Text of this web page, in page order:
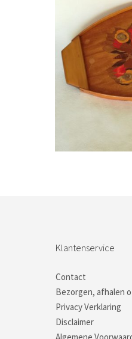
Klantenservice
Contact
Bezorgen, afhalen
Privacy Verklaring
Disclaimer
Algemene